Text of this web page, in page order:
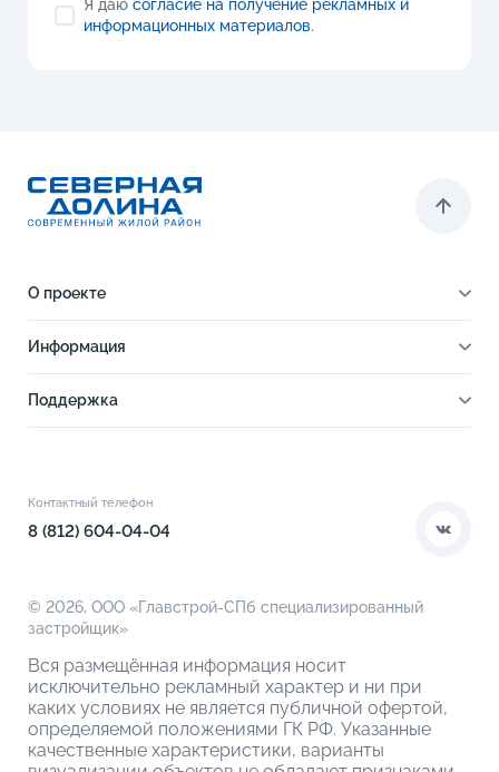
Я даю согласие на получение рекламных и
информационных материалов.
О проекте
Инфраструктура
Благоустройство
Информация
Поддержка
О компании
Контактный телефон
8 (812) 604-04-04
© 2026, ООО «Главстрой-СПб специализированный
застройщик»
Вся размещённая информация носит
исключительно рекламный характер и ни при
каких условиях не является публичной офертой,
определяемой положениями ГК РФ. Указанные
качественные характеристики, варианты